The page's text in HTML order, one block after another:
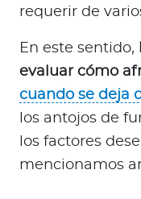
requerir de
En este sentido,
evaluar cómo
cuando se deja
los antojos de
los factores
mencionamos